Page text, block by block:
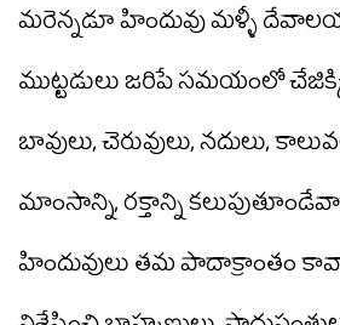
మరెన్నడూ హిందువు మళ్ళీ
ముట్టడులు జరిపే సమయంలో
బావులు, చెరువులు, నదులు,
మాంసాన్ని, రక్తాన్ని
హిందువులు తమ పాదాక్రాంతం